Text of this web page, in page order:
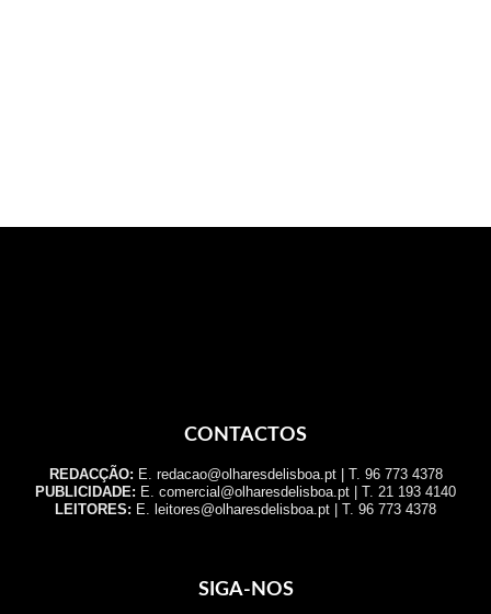
CONTACTOS
REDACÇÃO: E. redacao@olharesdelisboa.pt | T. 96 773 4378
PUBLICIDADE: E. comercial@olharesdelisboa.pt | T. 21 193 4140
LEITORES: E. leitores@olharesdelisboa.pt | T. 96 773 4378
SIGA-NOS